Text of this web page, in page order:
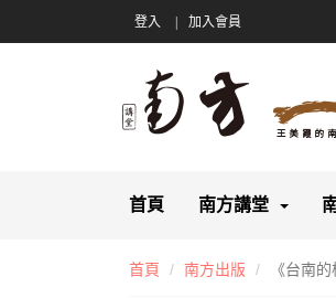
登入 加入會員
首頁 南方講堂
首頁 南方出版 《台南